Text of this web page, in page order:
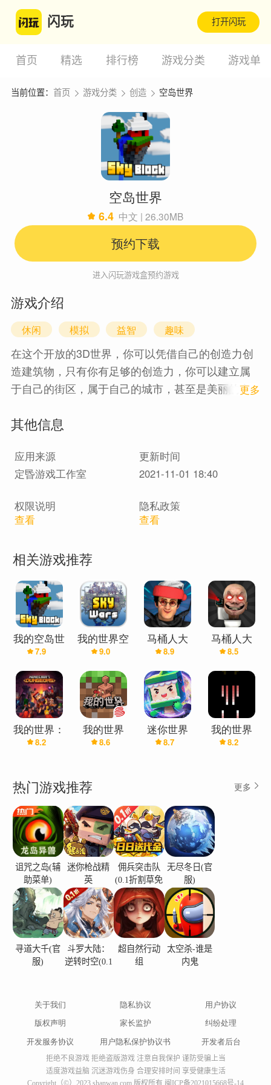
闪玩 打开闪玩
首页 精选 排行榜 游戏分类 游戏单
当前位置： 首页 游戏分类 创造 空岛世界
空岛世界
6.4 中文 | 26.30MB
预约下载
进入闪玩游戏盒预约游戏
游戏介绍
休闲 模拟 益智 趣味
在这个开放的3D世界，你可以凭借自己的创造力创
造建筑物，只有你有足够的创造力，你可以建立属
于自己的街区，属于自己的城市，甚至是美丽的空
工程，一起共享这份快乐。快来体验吧。
1 更多
其他信息
应用来源
更新时间
定昬游戏工作室
2021-11-01 18:40
权限说明
查看
隐私政策
查看
相关游戏推荐
我的空岛世
界
7.9
我的世界空
岛战争
9.0
马桶人大
战:开放世
界(辅助菜
单)
8.9
马桶人大
战:开放世
界万圣节版
(辅助菜单)
8.5
我的世界：
地下城(虚
8.2
我的世界
(官服)
8.6
迷你世界
8.7
我的世界
(雾中人3)
8.2
热门游戏推荐 更多
诅咒之岛(辅
助菜单)
迷你枪战精
英
佣兵突击队
(0.1折割草免
费版)
无尽冬日(官
服)
寻道大千(官
服)
斗罗大陆：
逆转时空(0.1
超自然行动
组
太空杀-谁是
内鬼
关于我们 隐私协议
用户协议
版权声明
家长监护
纠纷处理
开发服务协议
用户隐私保护协议书 开发者后台
拒绝不良游戏 拒绝盗版游戏 注意自我保护 谨防受骗上当
适度游戏益脑 沉迷游戏伤身 合理安排时间 享受健康生活